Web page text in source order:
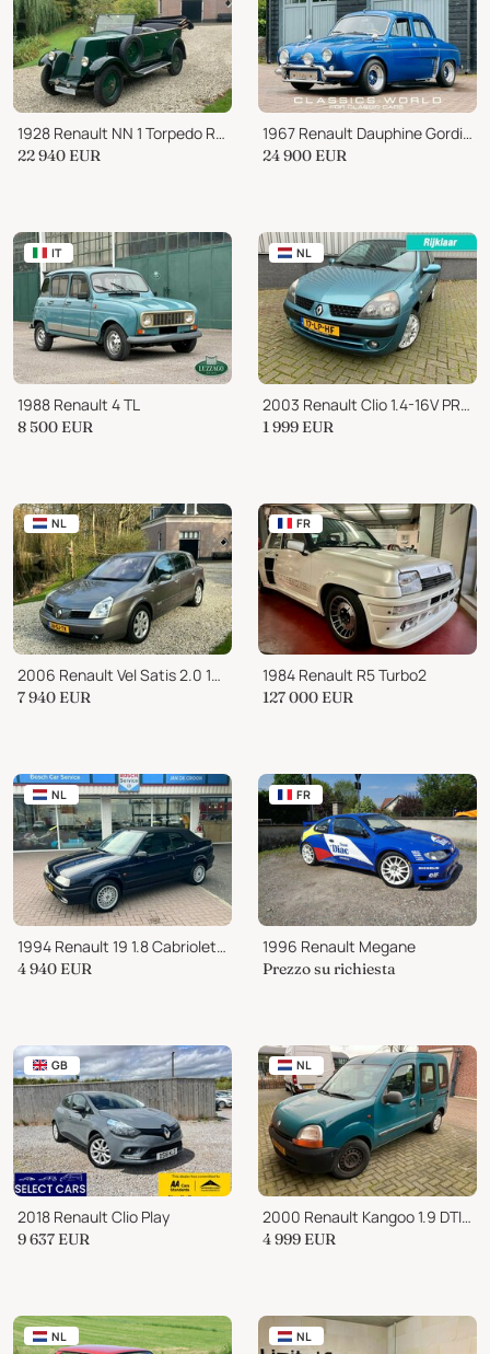
1928 Renault NN 1 Torpedo Roadster
22 940 EUR
1967 Renault Dauphine Gordini
24 900 EUR
IT
1988 Renault 4 TL
8 500 EUR
NL
2003 Renault Clio 1.4-16V PRIVILÈGE LPG G3! Youngtimer!HB 3-Drs
1 999 EUR
NL
2006 Renault Vel Satis 2.0 16V Turbo 170pk EXCEPTION automaat NL-auto 2e
7 940 EUR
FR
1984 Renault R5 Turbo2
127 000 EUR
NL
1994 Renault 19 1.8 Cabriolet Lage Km-stand #TIJDLOOS
4 940 EUR
FR
1996 Renault Megane
Prezzo su richiesta
GB
2018 Renault Clio Play
9 637 EUR
NL
2000 Renault Kangoo 1.9 DTI RTE ALIZE
4 999 EUR
NL NL